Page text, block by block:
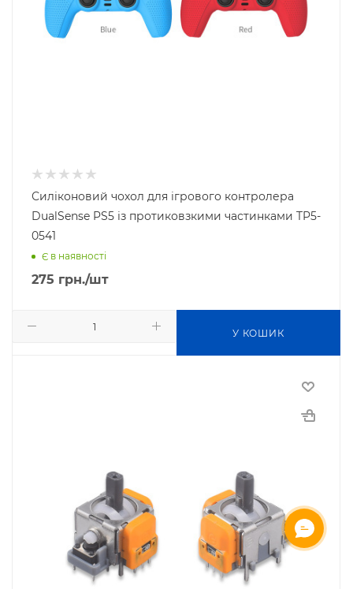
Силіконовий чохол для ігрового контролера
DualSense PS5 із протиковзкими частинками TP5-
0541
Є в наявності
275 грн./шт
У КОШИК
ОНЛАЙН ЧАТ